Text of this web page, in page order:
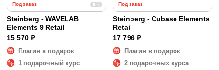
Под заказ
Steinberg - WAVELAB
Elements 9 Retail
15 570 ₽
Плагин в подарок
1 подарочный курс
Под заказ
Steinberg - Cubase Elements
Retail
17 796 ₽
Плагин в подарок
2 подарочных курса